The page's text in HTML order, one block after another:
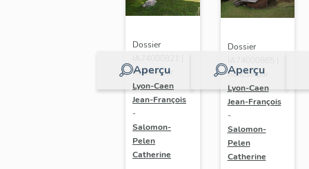
Aperçu
Dossier
Réalisé par
Lyon-Caen
Jean-François
-
Salomon-
Pelen
Catherine
Aperçu
Dossier
Réalisé par
Lyon-Caen
Jean-François
-
Salomon-
Pelen
Catherine